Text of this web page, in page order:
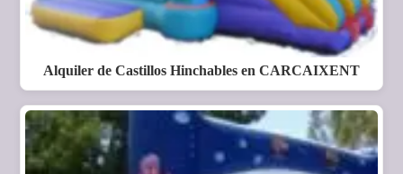
Alquiler de Castillos Hinchables en CARCAIXENT